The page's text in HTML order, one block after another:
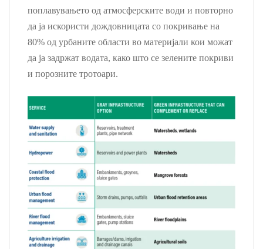
поплавувањето од атмосферските води и повторно
да ја искористи дождовницата со покривање на
80% од урбаните области во материјали кои можат
да ја задржат водата, како што се зелените покриви
и порозните тротоари.